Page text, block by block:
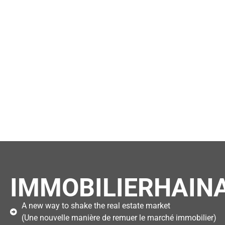
A new way to shake the real estate market
(Une nouvelle manière de remuer le marché immobilier)